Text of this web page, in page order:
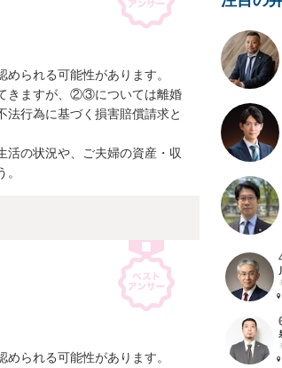
られる可能性があります。
きますが、②③については離婚
行為に基づく損害賠償請求と
活の状況や、ご夫婦の資産・収
られる可能性があります。